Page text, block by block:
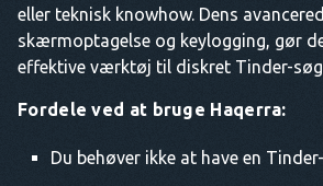
eller teknisk knowhow. Dens
skærmoptagelse og keylogging, gør
effektive værktøj til diskret Tinder-
Fordele ved at bruge Haqerra:
Du behøver ikke at have en